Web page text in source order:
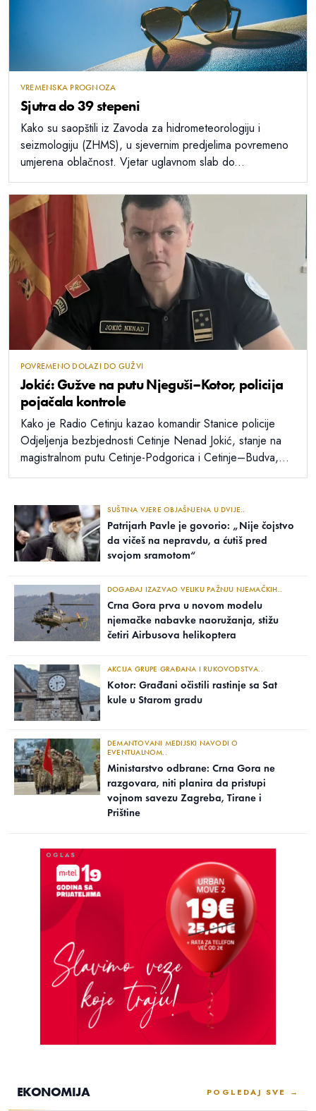
VREMENSKA PROGNOZA
Sjutra do 39 stepeni
Kako su saopštili iz Zavoda za hidrometeorologiju i
seizmologiju (ZHMS), u sjevernim predjelima povremeno
umjerena oblačnost. Vjetar uglavnom slab do...
POVREMENO DOLAZI DO GUŽVI
Jokić: Gužve na putu Njeguši–Kotor, policija
pojačala kontrole
Kako je Radio Cetinju kazao komandir Stanice policije
Odjeljenja bezbjednosti Cetinje Nenad Jokić, stanje na
magistralnom putu Cetinje-Podgorica i Cetinje–Budva,...
SUŠTINA VJERE OBJAŠNJENA U DVIJE..
Patrijarh Pavle je govorio: „Nije čojstvo
da vičeš na nepravdu, a ćutiš pred
svojom sramotom“
DOGAĐAJ IZAZVAO VELIKU PAŽNJU NJEMAČKIH..
Crna Gora prva u novom modelu
njemačke nabavke naoružanja, stižu
četiri Airbusova helikoptera
AKCIJA GRUPE GRAĐANA I RUKOVODSTVA..
Kotor: Građani očistili rastinje sa Sat
kule u Starom gradu
DEMANTOVANI MEDIJSKI NAVODI O
EVENTUALNOM..
Ministarstvo odbrane: Crna Gora ne
razgovara, niti planira da pristupi
vojnom savezu Zagreba, Tirane i
Prištine
EKONOMIJA POGLEDAJ SVE →